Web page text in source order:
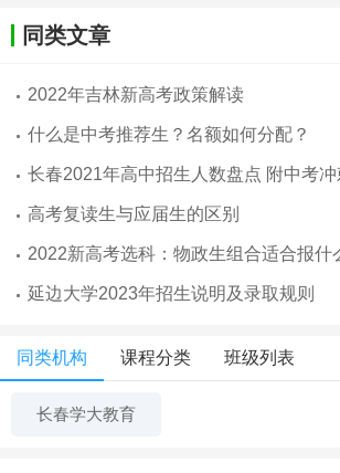
同类文章
2022年吉林新高考政策解读
什么是中考推荐生？名额如何分配？
长春2021年高中招生人数盘点 附中考
高考复读生与应届生的区别
2022新高考选科：物政生组合适合报什
延边大学2023年招生说明及录取规则
同类机构 课程分类 班级列表
长春学大教育